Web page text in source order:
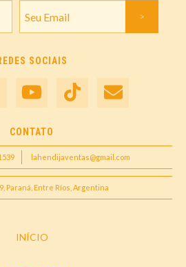
SOCIAIS
CONTATO
lahendijaventas@gmail.com
Paraná, Entre Ríos, Argentina
INÍCIO